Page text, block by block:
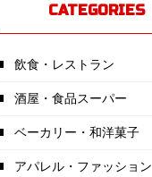
CATEGORIES
飲食・レストラン
酒屋・食品スーパー
ベーカリー・和洋菓子
アパレル・ファッション